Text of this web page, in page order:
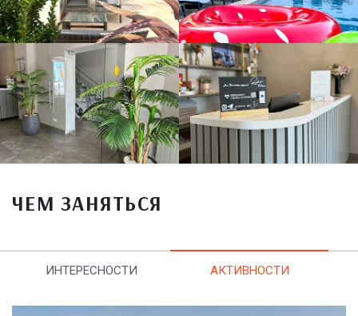
ЧЕМ ЗАНЯТЬСЯ
ИНТЕРЕСНОСТИ АКТИВНОСТИ